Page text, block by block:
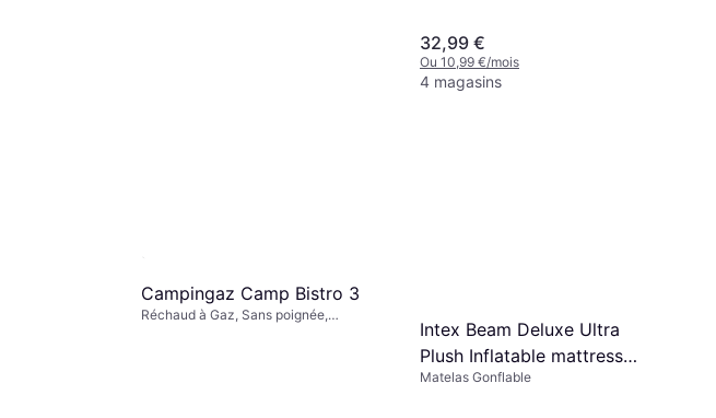
32,99 €
Ou 10,99 €/mois
4 magasins
Campingaz Camp Bistro 3
Réchaud à Gaz, Sans poignée,
Intex Beam Deluxe Ultra
Plush Inflatable mattress
236x152x46cm
Matelas Gonflable